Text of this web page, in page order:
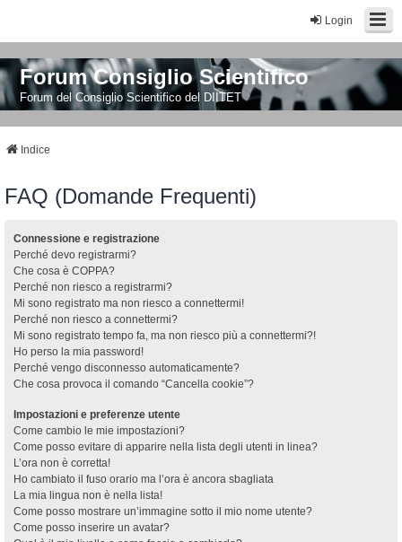
Login
Forum Consiglio Scientifico
Forum del Consiglio Scientifico del DIITET
Indice
FAQ (Domande Frequenti)
Connessione e registrazione
Perché devo registrarmi?
Che cosa è COPPA?
Perché non riesco a registrarmi?
Mi sono registrato ma non riesco a connettermi!
Perché non riesco a connettermi?
Mi sono registrato tempo fa, ma non riesco più a connettermi?!
Ho perso la mia password!
Perché vengo disconnesso automaticamente?
Che cosa provoca il comando “Cancella cookie”?
Impostazioni e preferenze utente
Come cambio le mie impostazioni?
Come posso evitare di apparire nella lista degli utenti in linea?
L’ora non è corretta!
Ho cambiato il fuso orario ma l’ora è ancora sbagliata
La mia lingua non è nella lista!
Come posso mostrare un’immagine sotto il mio nome utente?
Come posso inserire un avatar?